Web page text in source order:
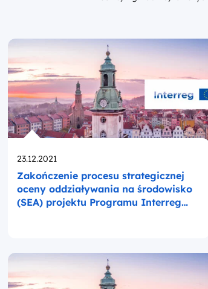
Opublikowano
23.12.2021
Zakończenie procesu strategicznej
oceny oddziaływania na środowisko
(SEA) projektu Programu Interreg